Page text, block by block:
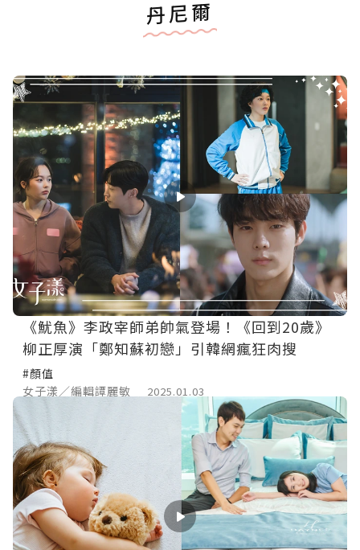
丹尼爾
《魷魚》李政宰師弟帥氣登場！《回到20歲》
柳正厚演「鄭知蘇初戀」引韓網瘋狂肉搜
#顏值
女子漾／編輯譚麗敏
2025.01.03